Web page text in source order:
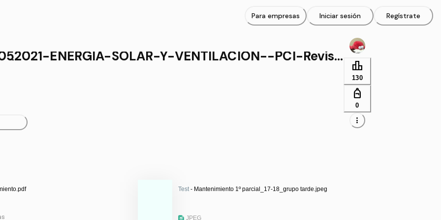
ENERGIA-SOLAR-Y-VENTILACION--PCI-Revisi
leaderboard
130
personal_bag
0
more_vert
Test - Mantenimiento 1º parcial_17-18_grupo tarde.jpeg
JPEG
Para empresas Iniciar sesión Regístrate